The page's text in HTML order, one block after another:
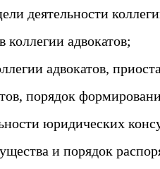
деятельности
адвокатов;
адвокатов,
порядок
юридических
и порядок